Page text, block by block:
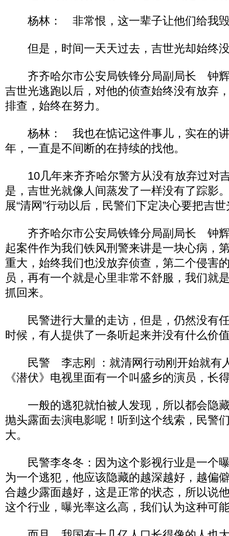
杨林： 非常恨，这一辈子让他们给我
但是，时间一天天过去，吉世光却始终
齐齐哈尔市公安局铁锋分局副局长 钟辉
吉世光逃跑以后，对他的侦查始终没有放弃
排查，始终在努力。
杨林： 我也在惦记这件事儿，实在的讲
年，一直是不间断的在持续的找他。
10几年来齐齐哈尔警方从没有放弃过对
是，吉世光就像人间蒸发了一样没有了踪影
展“清网”行动以后，民警们下定决心要把吉
齐齐哈尔市公安局铁锋分局副局长 钟辉
起案件作为我们铁风刑警来讲是一块心病，
重大，始终我们也没放弃侦查，第二个侵害
员，再有一个就是心里非常不舒服，我们就
抓回来。
民警进行大量的走访，但是，仍然没有
时候，有人提供了一条听起来并没有什么价
民警 李志刚 ：就清网行动刚开始就有
《潜伏》电视里面有一个叫盛乡的演员，长
一般的逃犯就怕被人发现，所以都会隐
抛头露面去演电影呢！听到这个线索，民警
大。
民警李冬冬：因为这个影视行业是一个
为一个逃犯，他应该隐藏的越深越好，越偏
合越少露面越好，这是正常的状态，所以说
这个行业，曝光率这么高，我们认为这种可